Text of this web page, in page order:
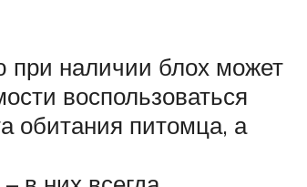
при наличии блох может
воспользоваться
обитания питомца, а